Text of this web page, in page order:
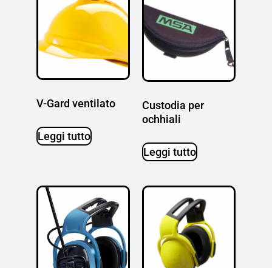
V-Gard ventilato
Leggi tutto
Custodia per
ochhiali
Leggi tutto